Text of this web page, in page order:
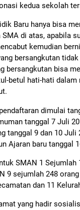
kedua sekolah
Baru hanya bisa
di atas, apabila
kemudian
bersangkutan
bersangkutan bisa
betul hati-hati
dimulai
tanggal 7 Juli
tanggal 9 dan 10 Juli
Ajaran baru tanggal
SMAN 1 Sejumlah
9 sejumlah 248
dan 11
yang hadir